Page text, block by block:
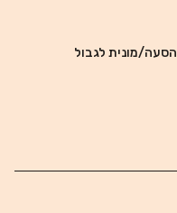
הסעה/מונית לגבול